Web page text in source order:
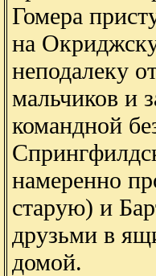
Гомера
на
неподалеку
мальчиков и
командной
намеренно
старую) и
друзьми в
домой.